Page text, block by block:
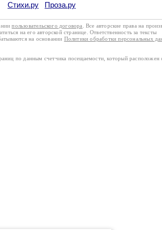
Стихи.ру Проза.ру
пользовательского договора
. Все авторские права на
на его авторской странице. Ответственность за тексты
на основании Политики обработки персональных
по данным счетчика посещаемости, который расположен